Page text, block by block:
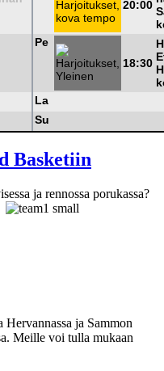
20:00
Pe
18:30
La
Su
Basketiin
sa ja rennossa porukassa?
Hervannassa ja Sammon
Meille voi tulla mukaan